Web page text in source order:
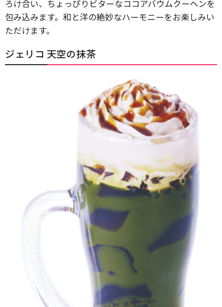
ろけ合い、ちょっぴりビターなココアバウムクーヘンを
包み込みます。和と洋の絶妙なハーモニーをお楽しみい
ただけます。
ジェリコ 天空の抹茶